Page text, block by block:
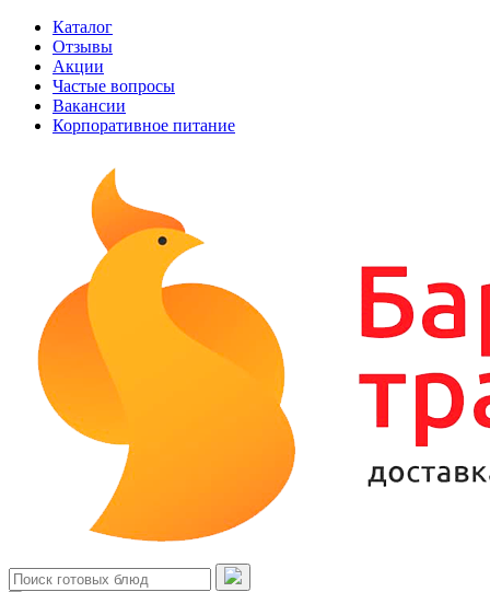
Каталог
Отзывы
Акции
Частые вопросы
Вакансии
Корпоративное питание